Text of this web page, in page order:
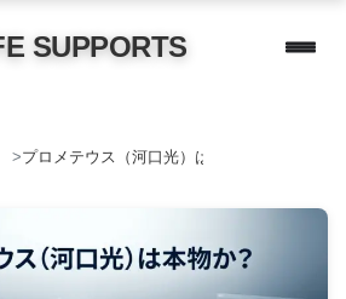
SUPPORTS
プロメテウス（河口光）は本物か？サーバ